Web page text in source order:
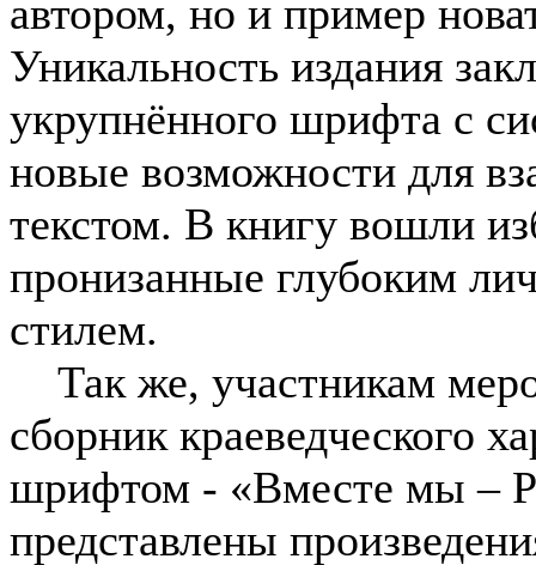
автором, но и пример
Уникальность издания
укрупнённого шрифта с
новые возможности для
текстом. В книгу вошли
пронизанные глубоким
стилем.
Так же, участникам
сборник краеведческого
шрифтом - «Вместе мы –
представлены